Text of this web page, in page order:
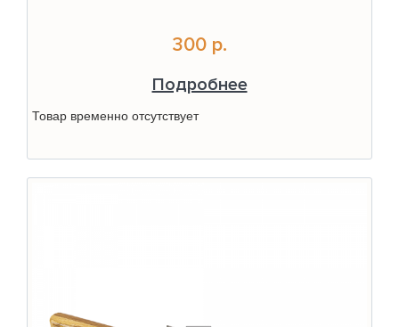
300 р.
Подробнее
Товар временно отсутствует